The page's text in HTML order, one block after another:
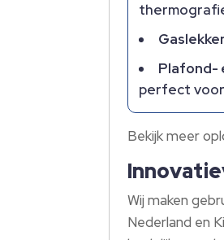
Plafond-
perfect
Bekijk meer
Wij maken
Nederland en